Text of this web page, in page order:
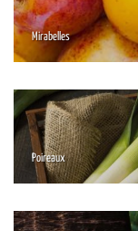
Mirabelles
Poireaux